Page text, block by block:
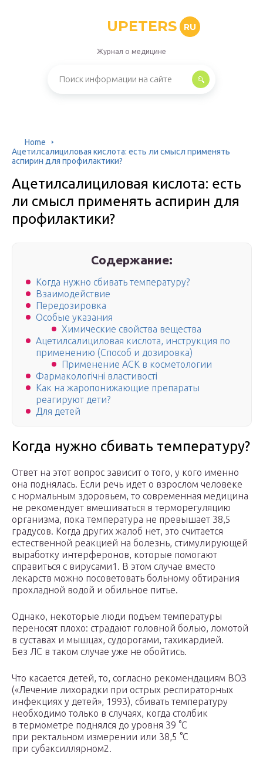
UPETERS RU
Журнал о медицине
Home
Ацетилсалициловая кислота: есть ли смысл применять
аспирин для профилактики?
Ацетилсалициловая кислота: есть
ли смысл применять аспирин для
профилактики?
Содержание:
Когда нужно сбивать температуру?
Взаимодействие
Передозировка
Особые указания
Химические свойства вещества
Ацетилсалициловая кислота, инструкция по
применению (Способ и дозировка)
Применение АСК в косметологии
Фармакологічні властивості
Как на жаропонижающие препараты
реагируют дети?
Для детей
Когда нужно сбивать температуру?
Ответ на этот вопрос зависит о того, у кого именно
она поднялась. Если речь идет о взрослом человеке
с нормальным здоровьем, то современная медицина
не рекомендует вмешиваться в терморегуляцию
организма, пока температура не превышает 38,5
градусов. Когда других жалоб нет, это считается
естественной реакцией на болезнь, стимулирующей
выработку интерферонов, которые помогают
справиться с вирусами1. В этом случае вместо
лекарств можно посоветовать больному обтирания
прохладной водой и обильное питье.
Однако, некоторые люди подъем температуры
переносят плохо: страдают головной болью, ломотой
в суставах и мышцах, судорогами, тахикардией.
Без ЛС в таком случае уже не обойтись.
Что касается детей, то, согласно рекомендациям ВОЗ
(«Лечение лихорадки при острых респираторных
инфекциях у детей», 1993), сбивать температуру
необходимо только в случаях, когда столбик
в термометре поднялся до уровня 39 °C
при ректальном измерении или 38,5 °C
при субаксиллярном2.